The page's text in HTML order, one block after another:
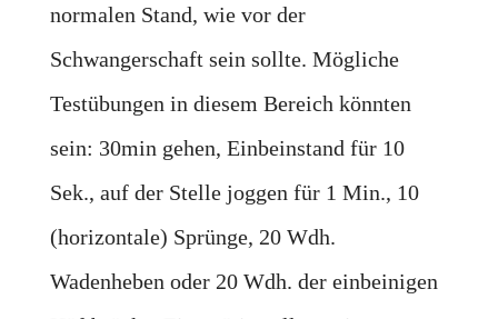
normalen Stand, wie vor der
Schwangerschaft sein sollte. Mögliche
Testübungen in diesem Bereich könnten
sein: 30min gehen, Einbeinstand für 10
Sek., auf der Stelle joggen für 1 Min., 10
(horizontale) Sprünge, 20 Wdh.
Wadenheben oder 20 Wdh. der einbeinigen